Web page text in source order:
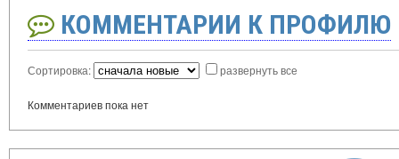
КОММЕНТАРИИ К ПРОФИЛЮ
Сортировка: развернуть все
Комментариев пока нет